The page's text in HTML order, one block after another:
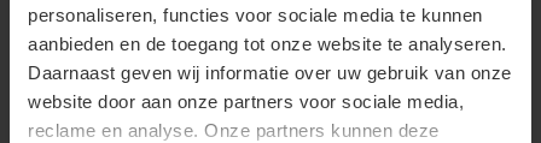
personaliseren, functies voor sociale media te kunnen
aanbieden en de toegang tot onze website te analyseren.
Daarnaast geven wij informatie over uw gebruik van onze
website door aan onze partners voor sociale media,
reclame en analyse. Onze partners kunnen deze